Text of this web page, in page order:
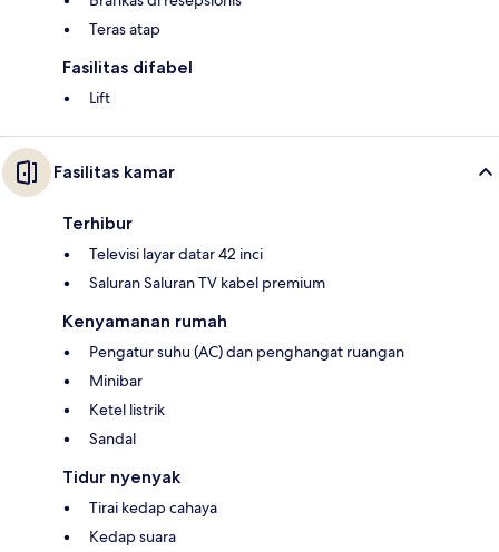
Teras atap
Fasilitas difabel
Lift
Fasilitas kamar
Terhibur
Televisi layar datar 42 inci
Saluran Saluran TV kabel premium
Kenyamanan rumah
Pengatur suhu (AC) dan penghangat ruangan
Minibar
Ketel listrik
Sandal
Tidur nyenyak
Tirai kedap cahaya
Kedap suara